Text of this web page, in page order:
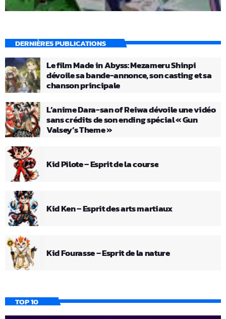
DERNIÈRES PUBLICATIONS
Le film Made in Abyss: Mezameru Shinpi
dévoile sa bande-annonce, son casting et sa
chanson principale
L’anime Dara-san of Reiwa dévoile une vidéo
sans crédits de son ending spécial « Gun
Valsey’s Theme »
Kid Pilote – Esprit de la course
Kid Ken – Esprit des arts martiaux
Kid Fourasse – Esprit de la nature
TOP 10